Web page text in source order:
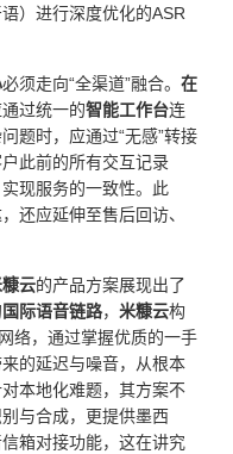
）进行深度优化的ASR
必须走向“全渠道”融合。 在
过统一的智能工作台连
题时，应通过“无感”转接
此前的所有交互记录
现服务的一致性。此
还应延伸至售后回访、
云的产品方案展现出了
国际语音链路， 米糠云构
络，通过掌握优质的一手
的延迟与噪音，从根本
本地化难题，其方案不
与合成，更提供墨西
箱对接功能，这在讲究